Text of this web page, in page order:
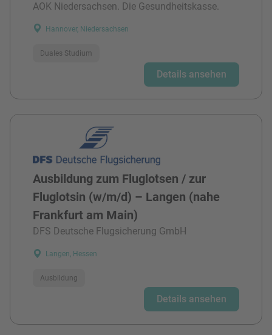
AOK Niedersachsen. Die Gesundheitskasse.
Hannover, Niedersachsen
Duales Studium
Details ansehen
Ausbildung zum Fluglotsen / zur
Fluglotsin (w/m/d) – Langen (nahe
Frankfurt am Main)
DFS Deutsche Flugsicherung GmbH
Langen, Hessen
Ausbildung
Details ansehen